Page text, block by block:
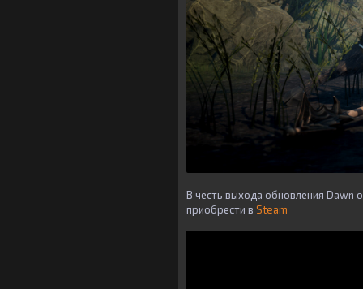
В честь выхода обновления Dawn
приобрести в Steam